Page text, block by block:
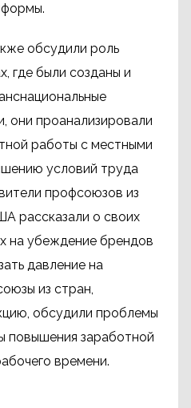
обсудили роль
где были созданы и
они проанализировали
работы с местными
условий труда
профсоюзов из
рассказали о своих
на убеждение брендов
давление на
из стран,
обсудили проблемы
повышения заработной
времени.